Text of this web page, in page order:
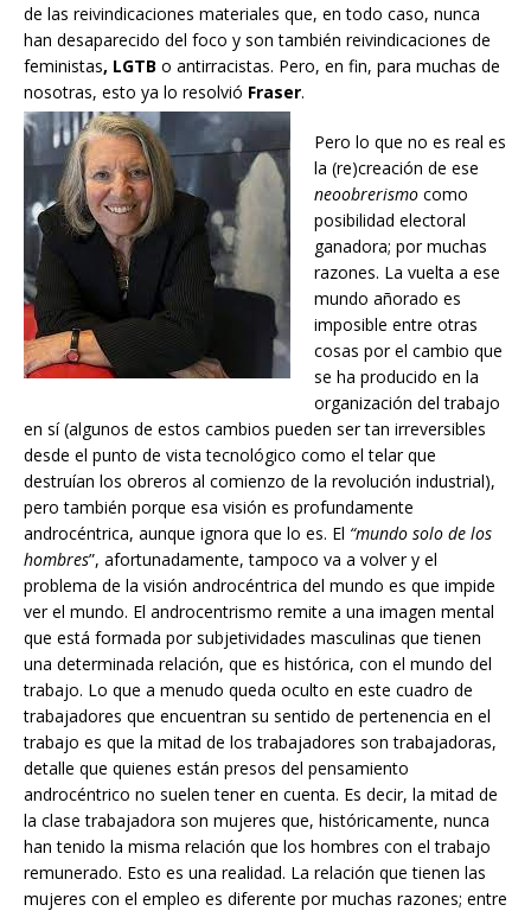
de las reivindicaciones materiales que, en todo caso, nunca
han desaparecido del foco y son también reivindicaciones de
feministas, LGTB o antirracistas. Pero, en fin, para muchas de
nosotras, esto ya lo resolvió Fraser.
Pero lo que no es real es
la (re)creación de ese
neoobrerismo como
posibilidad electoral
ganadora; por muchas
razones. La vuelta a ese
mundo añorado es
imposible entre otras
cosas por el cambio que
se ha producido en la
organización del trabajo
en sí (algunos de estos cambios pueden ser tan irreversibles
desde el punto de vista tecnológico como el telar que
destruían los obreros al comienzo de la revolución industrial),
pero también porque esa visión es profundamente
androcéntrica, aunque ignora que lo es. El “mundo solo de los
hombres”, afortunadamente, tampoco va a volver y el
problema de la visión androcéntrica del mundo es que impide
ver el mundo. El androcentrismo remite a una imagen mental
que está formada por subjetividades masculinas que tienen
una determinada relación, que es histórica, con el mundo del
trabajo. Lo que a menudo queda oculto en este cuadro de
trabajadores que encuentran su sentido de pertenencia en el
trabajo es que la mitad de los trabajadores son trabajadoras,
detalle que quienes están presos del pensamiento
androcéntrico no suelen tener en cuenta. Es decir, la mitad de
la clase trabajadora son mujeres que, históricamente, nunca
han tenido la misma relación que los hombres con el trabajo
remunerado. Esto es una realidad. La relación que tienen las
mujeres con el empleo es diferente por muchas razones; entre